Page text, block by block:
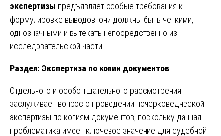
экспертизы предъявляет особые требования к
формулировке выводов: они должны быть чёткими,
однозначными и вытекать непосредственно из
исследовательской части.
Раздел: Экспертиза по копии документов
Отдельного и особо тщательного рассмотрения
заслуживает вопрос о проведении почерковедческой
экспертизы по копиям документов, поскольку данная
проблематика имеет ключевое значение для судебной